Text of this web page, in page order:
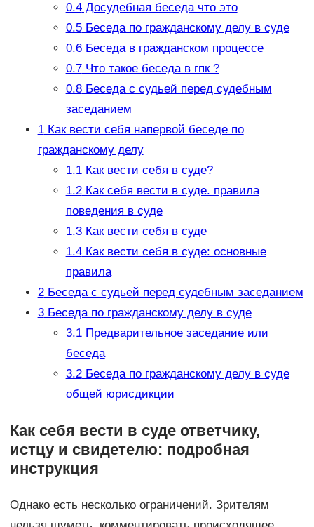
0.4Досудебная беседа что это
0.5Беседа по гражданскому делу в суде
0.6Беседа в гражданском процессе
0.7Что такое беседа в гпк ?
0.8Беседа с судьей перед судебным
заседанием
1Как вести себя напервой беседе по
гражданскому делу
1.1Как вести себя в суде?
1.2Как себя вести в суде. правила
поведения в суде
1.3Как вести себя в суде
1.4Как вести себя в суде: основные
правила
2Беседа с судьей перед судебным заседанием
3Беседа по гражданскому делу в суде
3.1Предварительное заседание или
беседа
3.2Беседа по гражданскому делу в суде
общей юрисдикции
Как себя вести в суде ответчику,
истцу и свидетелю: подробная
инструкция
Однако есть несколько ограничений. Зрителям